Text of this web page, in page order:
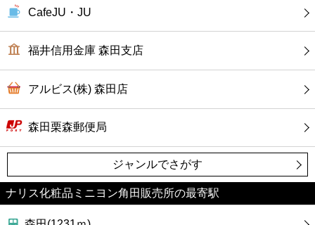
レジャー
書店
ファミレス
ファーストフード
CafeJU・JU
福井信用金庫 森田支店
アルビス(株) 森田店
森田栗森郵便局
ジャンルでさがす
ナリス化粧品ミニヨン角田販売所の最寄駅